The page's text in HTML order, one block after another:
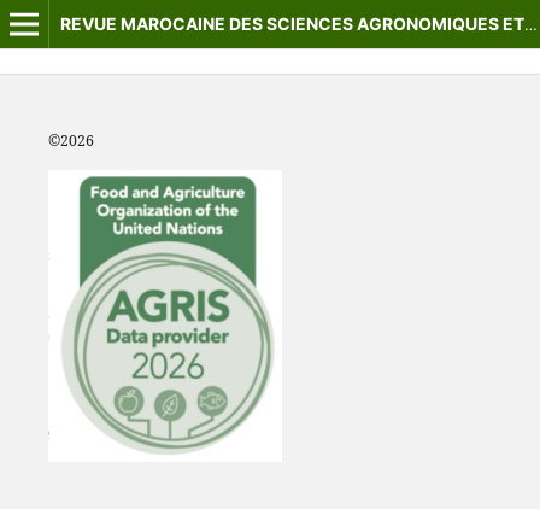
REVUE MAROCAINE DES SCIENCES AGRONOMIQUES ET VÉTÉRINAIRES
©2026